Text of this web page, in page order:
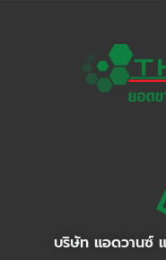
บริษัท แอดวานซ์